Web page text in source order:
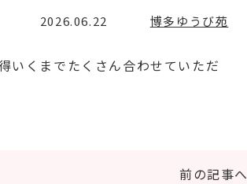
2026.06.22 博多ゆうび苑
いくまでたくさん合わせていただ
前の記事へ